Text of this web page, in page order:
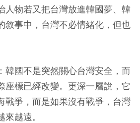
人物若又把台灣放進韓國夢、韓
敘事中，台灣不必情緒化，但也
韓國不是突然關心台灣安全，而
座標已經改變。更深一層說，它
戰爭，而是如果沒有戰爭，台灣
越遠。